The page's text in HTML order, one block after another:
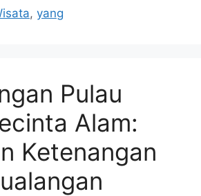
, yang
Pulau
Alam:
Ketenangan